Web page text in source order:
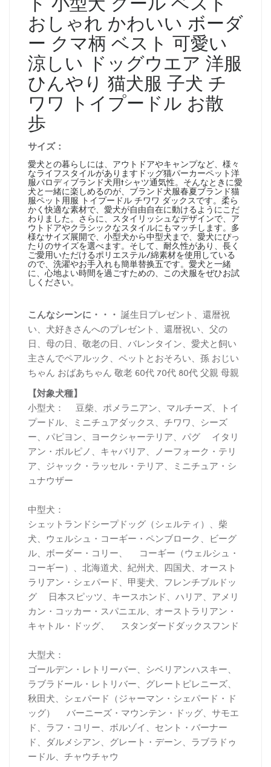
おしゃれ かわいい ボーダ
ー クマ柄 ベスト 可愛い
涼しい ドッグウエア 洋服
ひんやり 猫犬服 子犬 チ
ワワ トイプードル お散
歩
サイズ：
愛犬との暮らしには、アウトドアやキャンプなど、様々
なライフスタイルがありますドッグ猫パーカーペット洋
服パロディブランド犬用tシャツ通気性。そんなときに愛
犬と一緒に楽しめるのが、ブランド犬服春夏ブランド猫
服ペット用服 トイプードル チワワ ダックスです。柔ら
かく快適な素材で、愛犬が自由自在に動けるようにこだ
わりました。さらに、スタイリッシュなデザインで、ア
ウトドアやクラシックなスタイルにもマッチします。多
様なサイズ展開で、小型犬から中型犬まで、愛犬にぴっ
たりのサイズを選べます。そして、耐久性があり、長く
ご愛用いただけるポリエステル/綿素材を使用している
ので、洗濯やお手入れも簡単替换五です。愛犬と一緒
に、心地よい時間を過ごすための、この犬服をぜひお試
しください。
こんなシーンに・・・ 誕生日プレゼント、還暦祝
い、犬好きさんへのプレゼント、還暦祝い、父の
日、母の日、敬老の日、バレンタイン、愛犬と飼い
主さんでペアルック、ペットとおそろい、孫 おじい
ちゃん おばあちゃん 敬老 60代 70代 80代 父親 母親
【対象犬種】
小型犬： 豆柴、ポメラニアン、マルチーズ、トイ
プードル、ミニチュアダックス、チワワ、シーズ
ー、パピヨン、ヨークシャーテリア、パグ イタリ
アン・ボルピノ、キャバリア、ノーフォーク・テリ
ア、ジャック・ラッセル・テリア、ミニチュア・シ
ュナウザー
中型犬：
シェットランドシープドッグ（シェルティ）、柴
犬、ウェルシュ・コーギー・ペンブローク、ビーグ
ル、ボーダー・コリー、 コーギー（ウェルシュ・
コーギー）、北海道犬、紀州犬、四国犬、オースト
ラリアン・シェパード、甲斐犬、フレンチブルドッ
グ 日本スピッツ、キースホンド、ハリア、アメリ
カン・コッカー・スパニエル、オーストラリアン・
キャトル・ドッグ、 スタンダードダックスフンド
大型犬：
ゴールデン・レトリーバー、シベリアンハスキー、
ラブラドール・レトリバー、グレートピレニーズ、
秋田犬、シェパード（ジャーマン・シェパード・ド
ッグ） バーニーズ・マウンテン・ドッグ、サモエ
ド、ラフ・コリー、ボルゾイ、セント・バーナー
ド、ダルメシアン、グレート・デーン、ラブラドゥ
ードル、チャウチャウ